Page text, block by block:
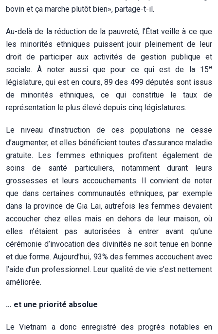
bovin et ça marche plutôt bien», partage-t-il.
Au-delà de la réduction de la pauvreté, l’État veille à ce que
les minorités ethniques puissent jouir pleinement de leur
droit de participer aux activités de gestion publique et
sociale. À noter aussi que pour ce qui est de la 15e
législature, qui est en cours, 89 des 499 députés sont issus
de minorités ethniques, ce qui constitue le taux de
représentation le plus élevé depuis cinq législatures.
Le niveau d’instruction de ces populations ne cesse
d’augmenter, et elles bénéficient toutes d’assurance maladie
gratuite. Les femmes ethniques profitent également de
soins de santé particuliers, notamment durant leurs
grossesses et leurs accouchements. Il convient de noter
que dans certaines communautés ethniques, par exemple
dans la province de Gia Lai, autrefois les femmes devaient
accoucher chez elles mais en dehors de leur maison, où
elles n’étaient pas autorisées à entrer avant qu’une
cérémonie d’invocation des divinités ne soit tenue en bonne
et due forme. Aujourd’hui, 93% des femmes accouchent avec
l’aide d’un professionnel. Leur qualité de vie s’est nettement
améliorée.
… et une priorité absolue
Le Vietnam a donc enregistré des progrès notables en